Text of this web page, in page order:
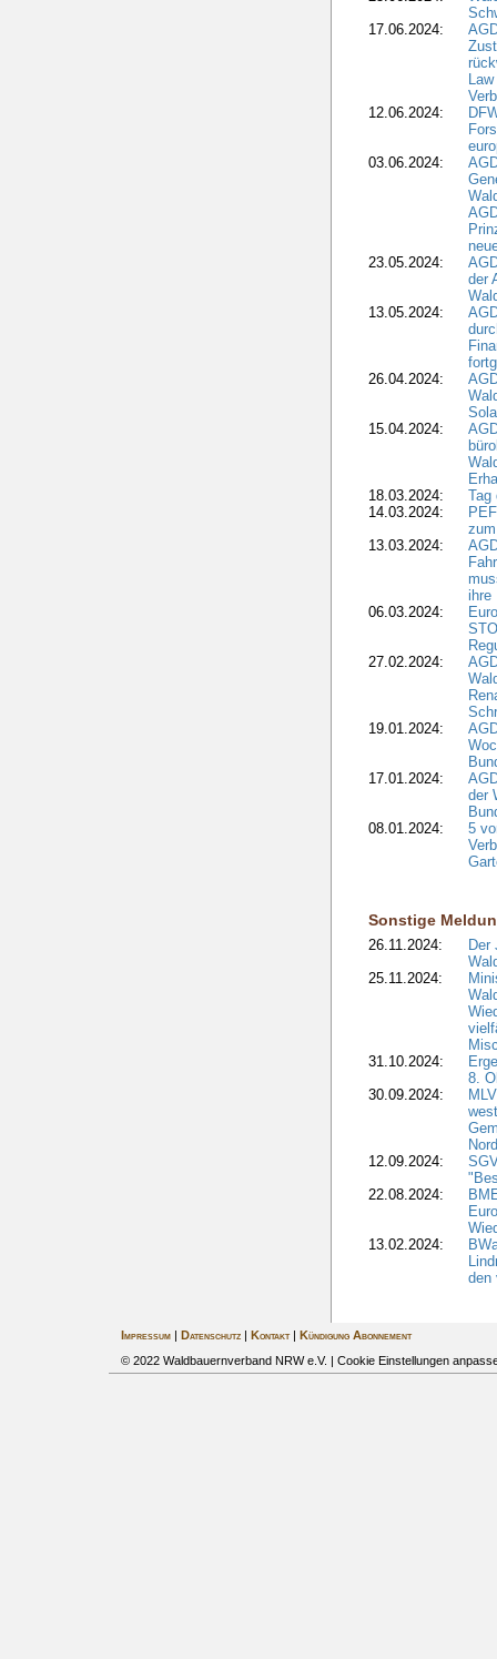
17.06.2024:
12.06.2024:
03.06.2024:
23.05.2024:
der
13.05.2024:
26.04.2024:
15.04.2024:
18.03.2024:
Tag
14.03.2024:
13.03.2024:
ihre
06.03.2024:
27.02.2024:
19.01.2024:
17.01.2024:
der
08.01.2024:
5
Sonstige
26.11.2024:
Der
25.11.2024:
31.10.2024:
8.
30.09.2024:
12.09.2024:
22.08.2024:
13.02.2024:
den
Impressum| Datenschutz| Kontakt|
Kündigung Abonnement
© 2022 Waldbauernverband NRW e.V. | Cookie Einstellungen